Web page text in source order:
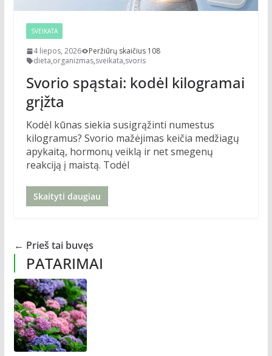
SVEIKATA
4 liepos, 2026
Peržiūrų skaičius 108
dieta,organizmas,sveikata,svoris
Svorio spąstai: kodėl kilogramai
grįžta
Kodėl kūnas siekia susigrąžinti numestus
kilogramus? Svorio mažėjimas keičia medžiagų
apykaitą, hormonų veiklą ir net smegenų
reakciją į maistą. Todėl
Skaityti daugiau
← Prieš tai buvęs
PATARIMAI